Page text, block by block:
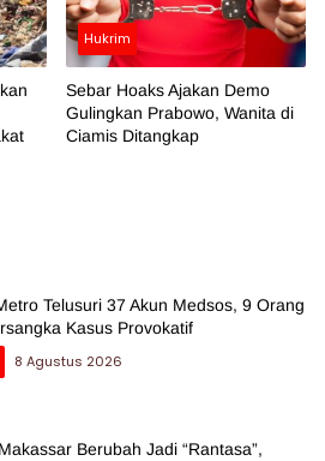
Hukrim
Sebar Hoaks Ajakan Demo
Gulingkan Prabowo, Wanita di
Ciamis Ditangkap
Telusuri 37 Akun Medsos, 9 Orang
Kasus Provokatif
8 Agustus 2026
Berubah Jadi “Rantasa”,